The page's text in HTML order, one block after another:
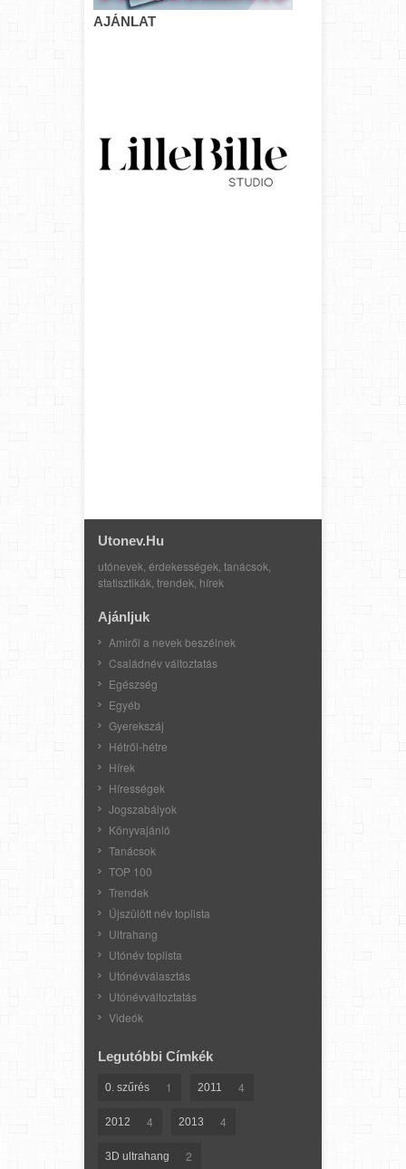
AJÁNLAT
Utonev.hu
utónevek, érdekességek, tanácsok,
statisztikák, trendek, hírek
Ajánljuk
Amiről a nevek beszélnek
Családnév változtatás
Egészség
Egyéb
Gyerekszáj
Hétről-hétre
Hírek
Hírességek
Jogszabályok
Könyvajánló
Tanácsok
TOP 100
Trendek
Újszülött név toplista
Ultrahang
Utónév toplista
Utónévválasztás
Utónévváltoztatás
Videók
Legutóbbi Címkék
0. szűrés 1 2011 4
2012 4 2013 4
3D ultrahang 2